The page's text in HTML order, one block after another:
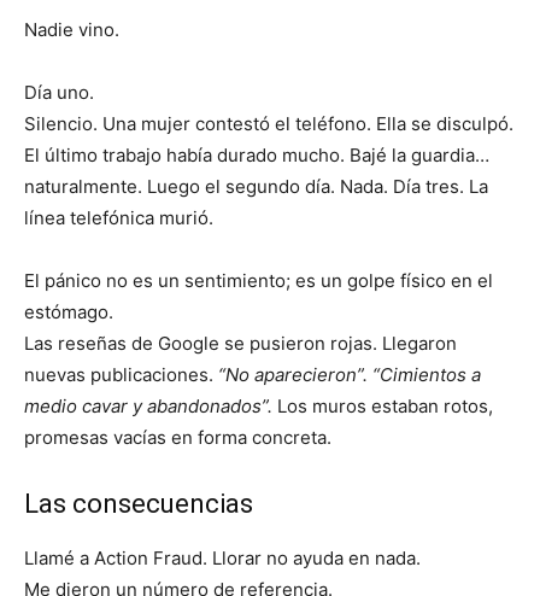
Nadie vino.
Día uno.
Silencio. Una mujer contestó el teléfono. Ella se disculpó.
El último trabajo había durado mucho. Bajé la guardia…
naturalmente. Luego el segundo día. Nada. Día tres. La
línea telefónica murió.
El pánico no es un sentimiento; es un golpe físico en el
estómago.
Las reseñas de Google se pusieron rojas. Llegaron
nuevas publicaciones. “No aparecieron”. “Cimientos a
medio cavar y abandonados”. Los muros estaban rotos,
promesas vacías en forma concreta.
Las consecuencias
Llamé a Action Fraud. Llorar no ayuda en nada.
Me dieron un número de referencia.